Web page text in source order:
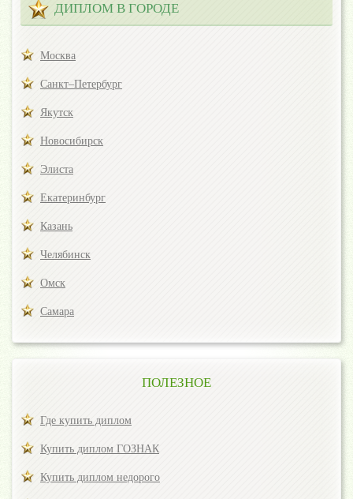
ДИПЛОМ В ГОРОДЕ
Москва
Санкт–Петербург
Якутск
Новосибирск
Элиста
Екатеринбург
Казань
Челябинск
Омск
Самара
ПОЛЕЗНОЕ
Где купить диплом
Купить диплом ГОЗНАК
Купить диплом недорого